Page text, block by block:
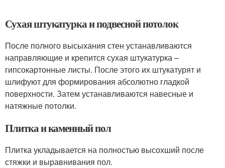
Сухая штукатурка и подвесной потолок
После полного высыхания стен устанавливаются
направляющие и крепится сухая штукатурка –
гипсокартонные листы. После этого их штукатурят и
шлифуют для формирования абсолютно гладкой
поверхности. Затем устанавливаются навесные и
натяжные потолки.
Плитка и каменный пол
Плитка укладывается на полностью высохший после
стяжки и выравнивания пол.